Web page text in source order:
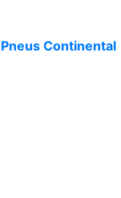
Continental